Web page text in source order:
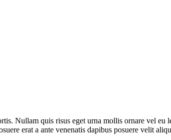
Nullam quis risus eget urna mollis ornare vel
erat a ante venenatis dapibus posuere velit